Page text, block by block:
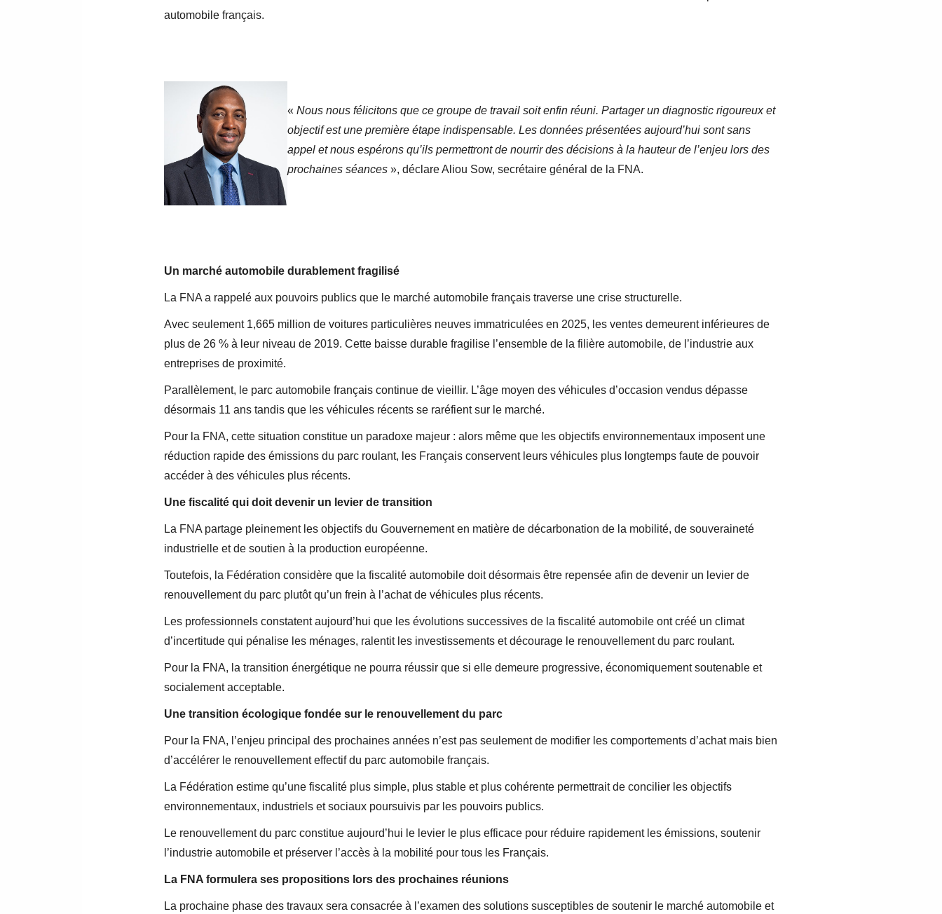
automobile français.
«Nous nous félicitons que ce groupe de travail soit enfin réuni. Partager un diagnostic rigoureux et
objectif est une première étape indispensable. Les données présentées aujourd’hui sont sans
appel et nous espérons qu’ils permettront de nourrir des décisions à la hauteur de l’enjeu lors des
prochaines séances », déclare Aliou Sow, secrétaire général de la FNA.
Un marché automobile durablement fragilisé
La FNA a rappelé aux pouvoirs publics que le marché automobile français traverse une crise structurelle.
Avec seulement 1,665 million de voitures particulières neuves immatriculées en 2025, les ventes demeurent inférieures de
plus de 26 % à leur niveau de 2019. Cette baisse durable fragilise l’ensemble de la filière automobile, de l’industrie aux
entreprises de proximité.
Parallèlement, le parc automobile français continue de vieillir. L’âge moyen des véhicules d’occasion vendus dépasse
désormais 11 ans tandis que les véhicules récents se raréfient sur le marché.
Pour la FNA, cette situation constitue un paradoxe majeur : alors même que les objectifs environnementaux imposent une
réduction rapide des émissions du parc roulant, les Français conservent leurs véhicules plus longtemps faute de pouvoir
accéder à des véhicules plus récents.
Une fiscalité qui doit devenir un levier de transition
La FNA partage pleinement les objectifs du Gouvernement en matière de décarbonation de la mobilité, de souveraineté
industrielle et de soutien à la production européenne.
Toutefois, la Fédération considère que la fiscalité automobile doit désormais être repensée afin de devenir un levier de
renouvellement du parc plutôt qu’un frein à l’achat de véhicules plus récents.
Les professionnels constatent aujourd’hui que les évolutions successives de la fiscalité automobile ont créé un climat
d’incertitude qui pénalise les ménages, ralentit les investissements et décourage le renouvellement du parc roulant.
Pour la FNA, la transition énergétique ne pourra réussir que si elle demeure progressive, économiquement soutenable et
socialement acceptable.
Une transition écologique fondée sur le renouvellement du parc
Pour la FNA, l’enjeu principal des prochaines années n’est pas seulement de modifier les comportements d’achat mais bien
d’accélérer le renouvellement effectif du parc automobile français.
La Fédération estime qu’une fiscalité plus simple, plus stable et plus cohérente permettrait de concilier les objectifs
environnementaux, industriels et sociaux poursuivis par les pouvoirs publics.
Le renouvellement du parc constitue aujourd’hui le levier le plus efficace pour réduire rapidement les émissions, soutenir
l’industrie automobile et préserver l’accès à la mobilité pour tous les Français.
La FNA formulera ses propositions lors des prochaines réunions
La prochaine phase des travaux sera consacrée à l’examen des solutions susceptibles de soutenir le marché automobile et